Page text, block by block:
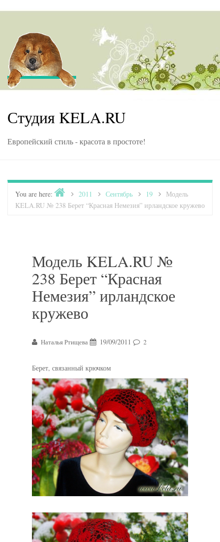
Студия KELA.RU
Европейский стиль - красота в простоте!
You are here: Home2011 Сентябрь 19
Модель
KELA.RU № 238 Берет “Красная Немезия” ирландское кружево
Модель KELA.RU №
238 Берет “Красная
Немезия” ирландское
кружево
Наталья Ртищева 19/09/2011 2
Берет, связанный крючком